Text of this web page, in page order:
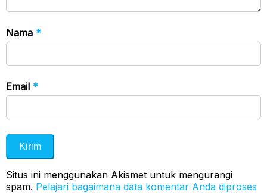
Nama *
Email *
Situs ini menggunakan Akismet untuk mengurangi
spam. Pelajari bagaimana data komentar Anda diproses